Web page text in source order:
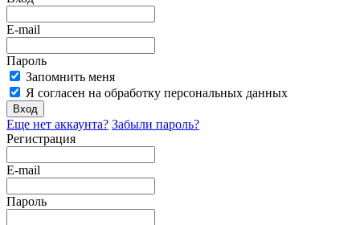
E-mail
Пароль
Запомнить меня
Я согласен на обработку персональных данных
Вход
Еще нет аккаунта? Забыли пароль?
Регистрация
E-mail
Пароль